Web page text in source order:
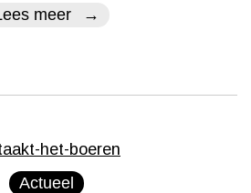
meer
Actueel